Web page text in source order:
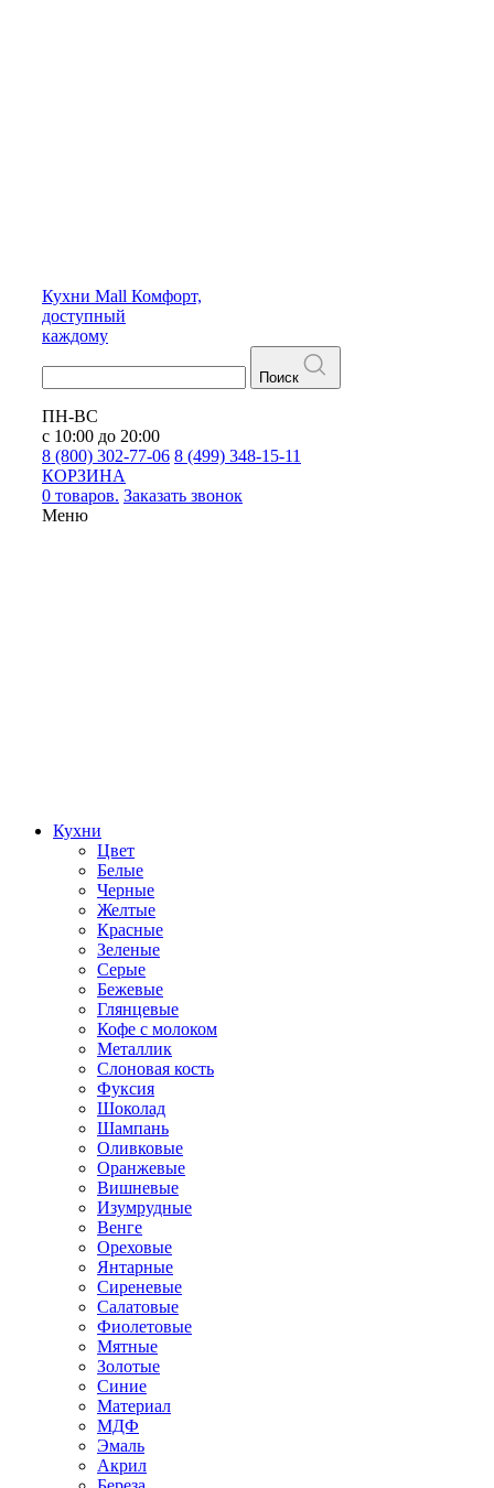
Кухни Mall Комфорт,
доступный
каждому
Поиск
ПН-ВС
с 10:00 до 20:00
8 (800) 302-77-06 8 (499) 348-15-11
КОРЗИНА
0 товаров. Заказать звонок
Меню
Кухни
Цвет
Белые
Черные
Желтые
Красные
Зеленые
Серые
Бежевые
Глянцевые
Кофе с молоком
Металлик
Слоновая кость
Фуксия
Шоколад
Шампань
Оливковые
Оранжевые
Вишневые
Изумрудные
Венге
Ореховые
Янтарные
Сиреневые
Салатовые
Фиолетовые
Мятные
Золотые
Синие
Материал
МДФ
Эмаль
Акрил